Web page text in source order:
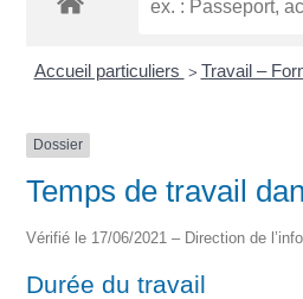
Accueil particuliers > Travail –
Dossier
Temps de travail
Vérifié le 17/06/2021 – Direction de
Durée du travail